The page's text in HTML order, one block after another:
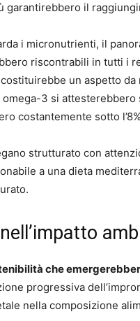
garantirebbero il
i micronutrienti, il
riscontrabili in tutti i
un aspetto
omega-3 si
costantemente sotto
strutturato con
a una dieta
che
progressiva
nella composizione